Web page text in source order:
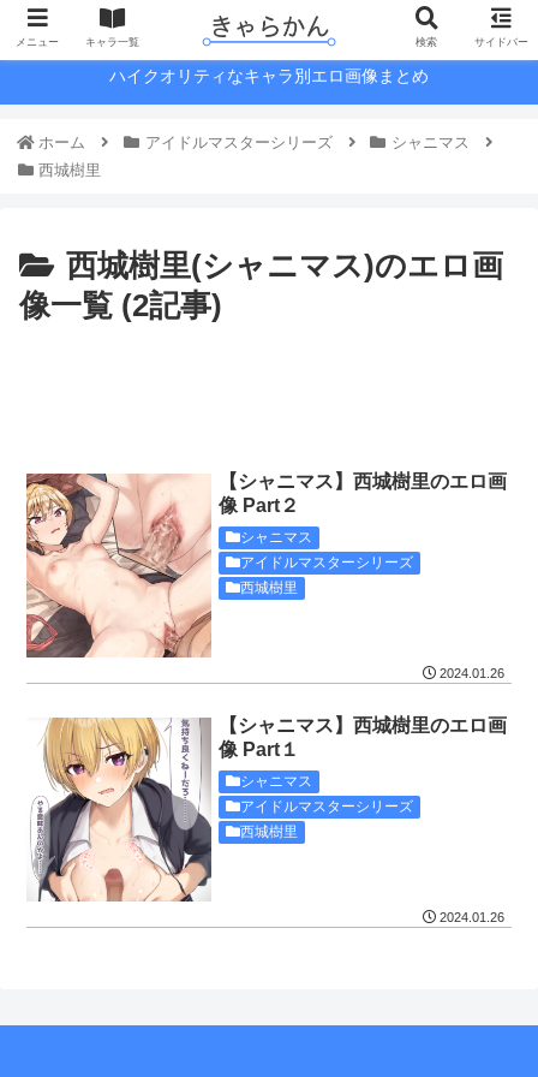
ハイクオリティなキャラ別エロ画像まとめ
ホーム アイドルマスターシリーズ
シャニマス
西城樹里
西城樹里(シャニマス)のエロ画
像一覧 (2記事)
【シャニマス】西城樹里のエロ画
像 Part２
シャニマス
アイドルマスターシリーズ
西城樹里
2024.01.26
【シャニマス】西城樹里のエロ画
像 Part１
シャニマス
アイドルマスターシリーズ
西城樹里
2024.01.26
メニュー キャラ一覧 検索 サイドバー